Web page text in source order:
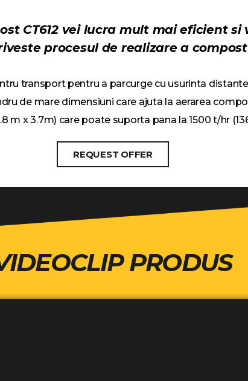
CT612 vei lucra mult mai eficient
procesul de realizare a
transport pentru a parcurge cu usurinta
de mare dimensiuni care ajuta la aerarea
m x 3.7m) care poate suporta pana la 1500 t/hr
REQUEST OFFER
PRODUS